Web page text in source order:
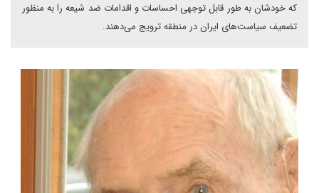
که خودشان به طور قابل توجهی احساسات و اقدامات ضد شیعه را به منظور
تضعیف سیاست‌های ایران در منطقه ترویج می‌دهند.